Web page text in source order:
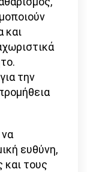
και
την
ευθύνη,
και τους